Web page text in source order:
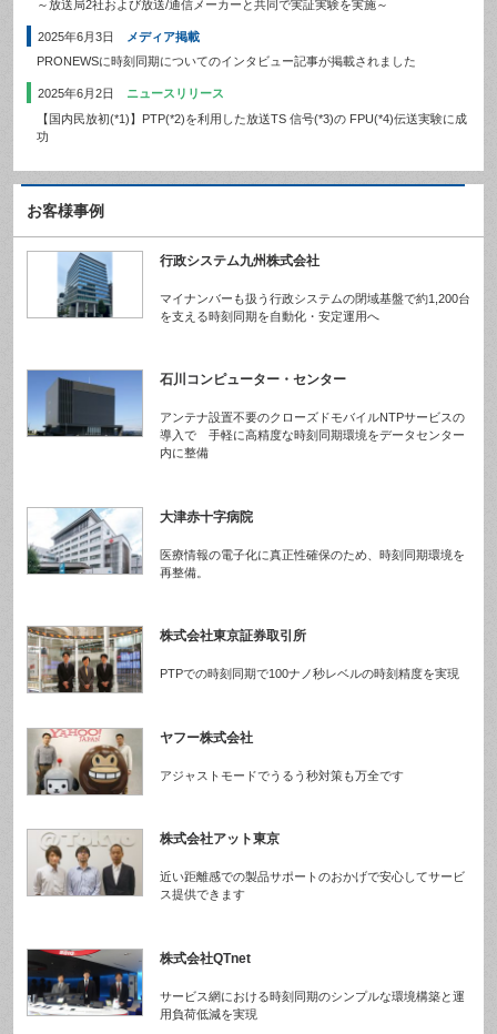
～放送局2社および放送/通信メーカーと共同で実証実験を実施～
2025年6月3日
メディア掲載
PRONEWSに時刻同期についてのインタビュー記事が掲載されました
2025年6月2日
ニュースリリース
【国内民放初(*1)】PTP(*2)を利用した放送TS 信号(*3)の FPU(*4)伝送実験に成
功
お客様事例
行政システム九州株式会社
マイナンバーも扱う行政システムの閉域基盤で約1,200台
を支える時刻同期を自動化・安定運用へ
石川コンピューター・センター
アンテナ設置不要のクローズドモバイルNTPサービスの
導入で 手軽に高精度な時刻同期環境をデータセンター
内に整備
大津赤十字病院
医療情報の電子化に真正性確保のため、時刻同期環境を
再整備。
株式会社東京証券取引所
PTPでの時刻同期で100ナノ秒レベルの時刻精度を実現
ヤフー株式会社
アジャストモードでうるう秒対策も万全です
株式会社アット東京
近い距離感での製品サポートのおかげで安心してサービ
ス提供できます
株式会社QTnet
サービス網における時刻同期のシンプルな環境構築と運
用負荷低減を実現